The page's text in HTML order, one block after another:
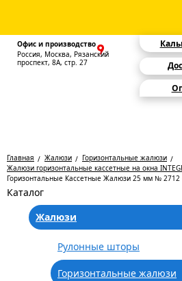
Офис и производство
Россия, Москва, Рязанский
проспект, 8А, стр. 27
Главная Жалюзи
Горизонтальные жалюзи
Жалюзи горизонтальные кассетные на окна
Горизонтальные Кассетные Жалюзи 25 мм №
Каталог
Жалюзи
Рулонные шторы
Горизонтальные жалюзи